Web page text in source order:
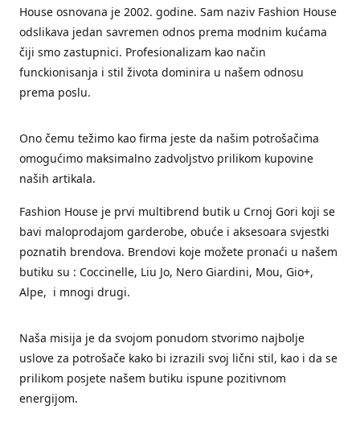
House osnovana je 2002. godine. Sam naziv Fashion House
odslikava jedan savremen odnos prema modnim kućama
čiji smo zastupnici. Profesionalizam kao način
funckionisanja i stil života dominira u našem odnosu
prema poslu.
Ono čemu težimo kao firma jeste da našim potrošačima
omogućimo maksimalno zadvoljstvo prilikom kupovine
naših artikala.
Fashion House je prvi multibrend butik u Crnoj Gori koji se
bavi maloprodajom garderobe, obuće i aksesoara svjestki
poznatih brendova. Brendovi koje možete pronaći u našem
butiku su : Coccinelle, Liu Jo, Nero Giardini, Mou, Gio+,
Alpe, i mnogi drugi.
Naša misija je da svojom ponudom stvorimo najbolje
uslove za potrošače kako bi izrazili svoj lični stil, kao i da se
prilikom posjete našem butiku ispune pozitivnom
energijom.